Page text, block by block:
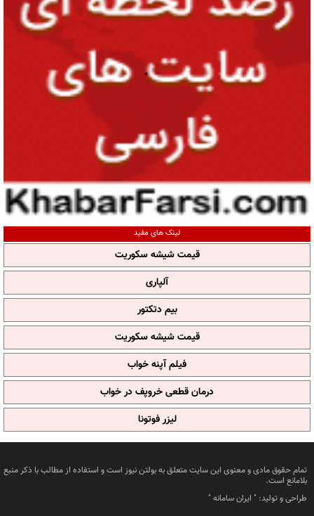
لینک های مفید
قیمت شیشه سکوریت
آلپاری
بیم دتکتور
قیمت شیشه سکوریت
فیلم آپنه خواب
درمان قطعی خروپف در خواب
لیزر فوتونا
تمام حقوق مادی و معنوی این سایت متعلق به بولتن نیوز است و استفاده از مطالب با ذکر منبع
بلامانع است.
طراحی و تولید: " ایران سامانه"